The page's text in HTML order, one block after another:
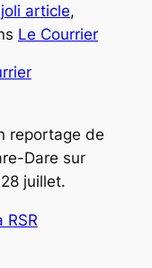
joli article,
Le Courrier
reportage de
Dare sur
juillet.
RSR